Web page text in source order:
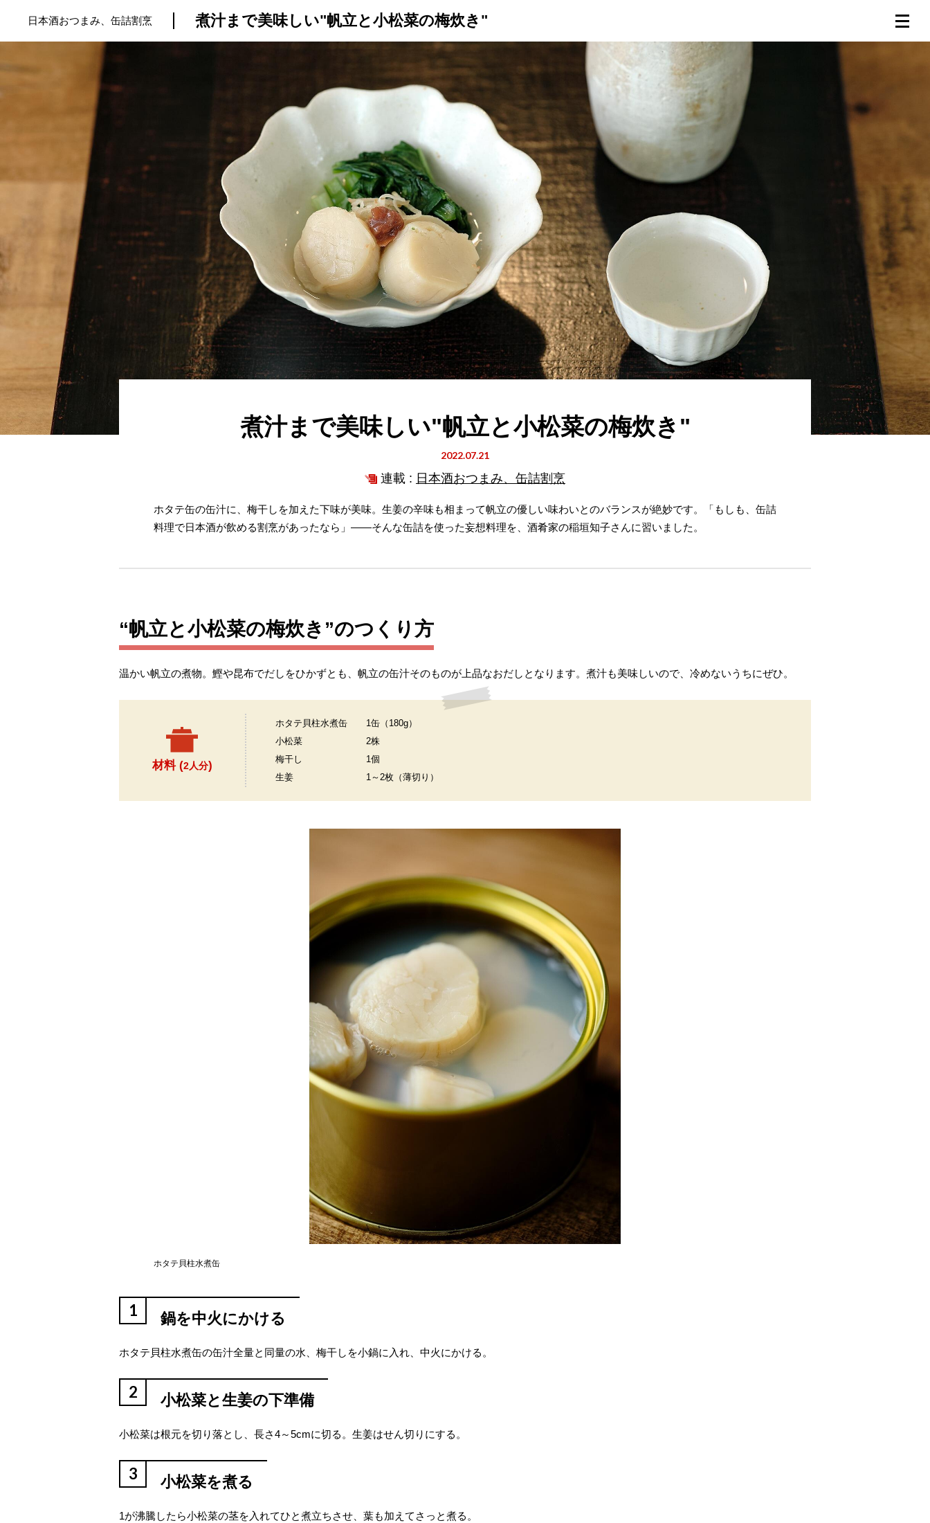
トップ プロが教えるレシピ 厳選！店探し
日本酒おつまみ、缶詰割烹 煮汁まで美味しい"帆立と小松菜の梅炊き"
煮汁まで美味しい"帆立と小松菜の梅炊き"
2022.07.21
連載 : 日本酒おつまみ、缶詰割烹
ホタテ缶の缶汁に、梅干しを加えた下味が美味。生姜の辛味も相まって帆立の優しい味わいとのバランスが絶妙です。「もしも、缶詰
料理で日本酒が飲める割烹があったなら」――そんな缶詰を使った妄想料理を、酒肴家の稲垣知子さんに習いました。
“帆立と小松菜の梅炊き”のつくり方
温かい帆立の煮物。鰹や昆布でだしをひかずとも、帆立の缶汁そのものが上品なおだしとなります。煮汁も美味しいので、冷めないうちにぜひ。
材料 (2人分)
ホタテ貝柱水煮缶
1缶（180g）
小松菜
2株
梅干し
1個
生姜
1～2枚（薄切り）
ホタテ貝柱水煮缶
1 鍋を中火にかける
ホタテ貝柱水煮缶の缶汁全量と同量の水、梅干しを小鍋に入れ、中火にかける。
2 小松菜と生姜の下準備
小松菜は根元を切り落とし、長さ4～5cmに切る。生姜はせん切りにする。
3 小松菜を煮る
1が沸騰したら小松菜の茎を入れてひと煮立ちさせ、葉も加えてさっと煮る。